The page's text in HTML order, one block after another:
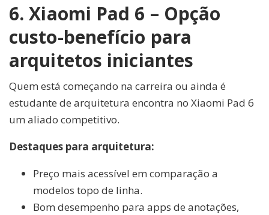
6. Xiaomi Pad 6 – Opção
custo-benefício para
arquitetos iniciantes
Quem está começando na carreira ou ainda é
estudante de arquitetura encontra no Xiaomi Pad 6
um aliado competitivo.
Destaques para arquitetura:
Preço mais acessível em comparação a
modelos topo de linha.
Bom desempenho para apps de anotações,